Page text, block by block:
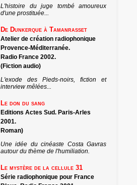
L'histoire du juge tombé amoureux
d'une prostituée...
De Dunkerque à Tamanrasset
Atelier de création radiophonique
Provence-Méditerranée.
Radio France 2002.
(Fiction audio)
L'exode des Pieds-noirs, fiction et
interview mêlées...
Le don du sang
Editions Actes Sud. Paris-Arles
2001.
Roman)
Une idée du cinéaste Costa Gavras
autour du thème de l'humiliation.
Le mystère de la cellule 31
Série radiophonique pour France